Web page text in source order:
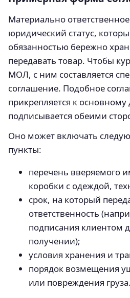
Материально
юридический статус,
обязанностью бережно
передавать товар. Чтобы
МОЛ, с ним составляется
соглашение. Подобное
прикрепляется к основному
подписывается обеими
Оно может включать
пункты:
перечень вверяемого
коробки с одеждой,
срок, на который
ответственность
подписания клиентом
получении);
условия хранения и
порядок возмещения
или повреждения груза.